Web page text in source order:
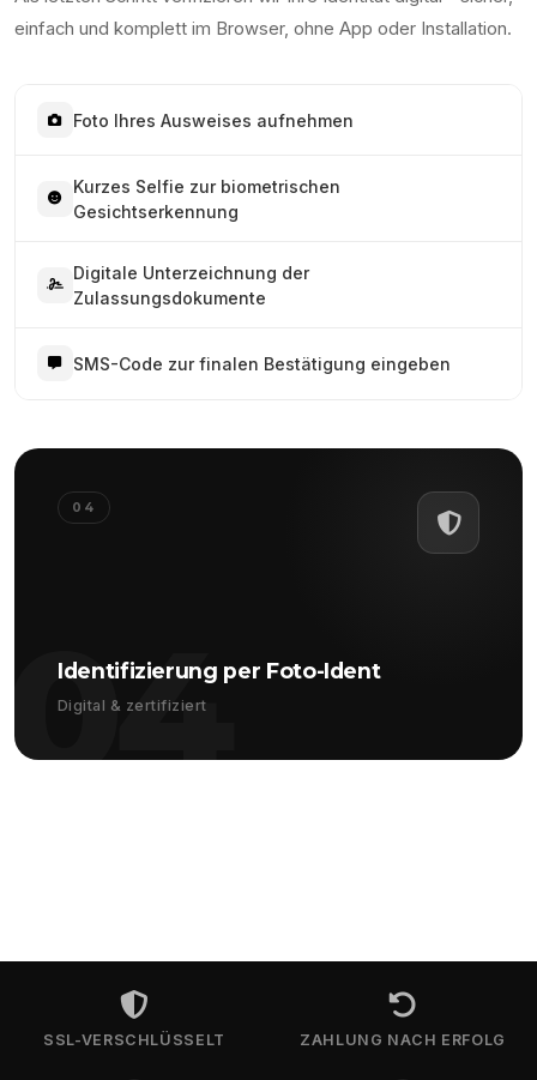
einfach und komplett im Browser, ohne App oder Installation.
Foto Ihres Ausweises aufnehmen
Kurzes Selfie zur biometrischen
Gesichtserkennung
Digitale Unterzeichnung der
Zulassungsdokumente
SMS-Code zur finalen Bestätigung eingeben
04
04
Identifizierung per Foto-Ident
Digital & zertifiziert
SSL-VERSCHLÜSSELT ZAHLUNG NACH ERFOLG